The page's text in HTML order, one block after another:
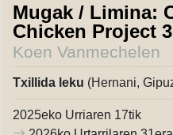
Mugak / Limina:
Chicken Project
Koen Vanmechelen
Txillida leku (Hernani,
2025eko Urriaren 17tik